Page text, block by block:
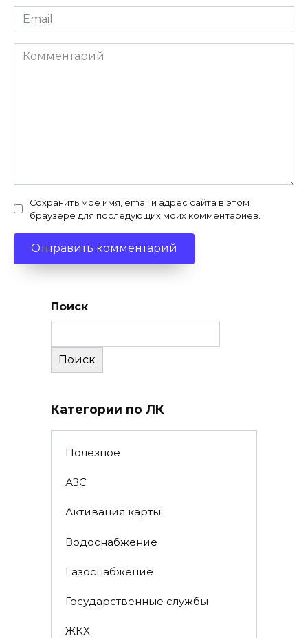
Email
*
Комментарий
Сохранить моё имя, email и адрес сайта в этом
браузере для последующих моих комментариев.
Поиск
Поиск
Категории по ЛК
Полезное
АЗС
Активация карты
Водоснабжение
Газоснабжение
Государственные службы
ЖКХ